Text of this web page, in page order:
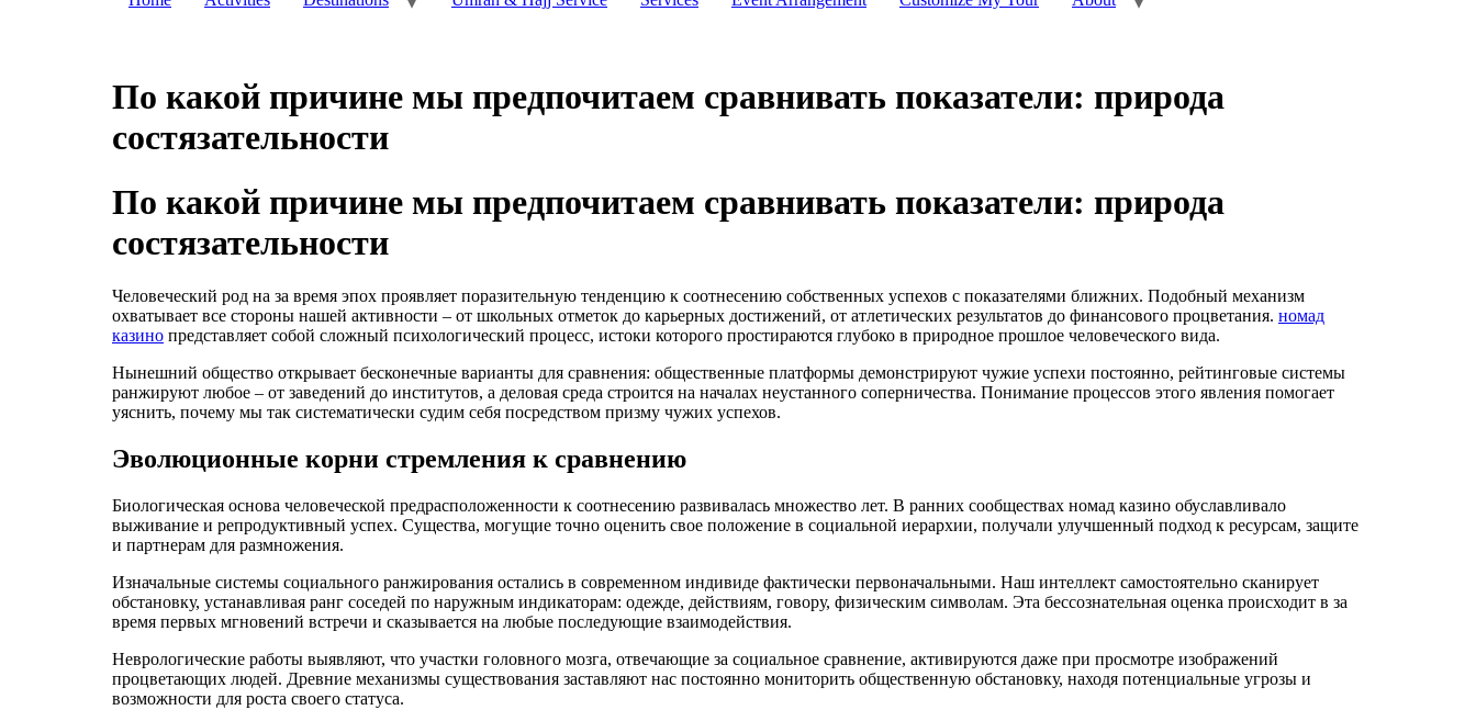
По какой причине мы предпочитаем сравнивать показатели: природа
состязательности
По какой причине мы предпочитаем сравнивать показатели: природа
состязательности
Человеческий род на за время эпох проявляет поразительную тенденцию к соотнесению собственных успехов с показателями ближних. Подобный механизм
охватывает все стороны нашей активности – от школьных отметок до карьерных достижений, от атлетических результатов до финансового процветания. номад
казино представляет собой сложный психологический процесс, истоки которого простираются глубоко в природное прошлое человеческого вида.
Нынешний общество открывает бесконечные варианты для сравнения: общественные платформы демонстрируют чужие успехи постоянно, рейтинговые системы
ранжируют любое – от заведений до институтов, а деловая среда строится на началах неустанного соперничества. Понимание процессов этого явления помогает
уяснить, почему мы так систематически судим себя посредством призму чужих успехов.
Эволюционные корни стремления к сравнению
Биологическая основа человеческой предрасположенности к соотнесению развивалась множество лет. В ранних сообществах номад казино обуславливало
выживание и репродуктивный успех. Существа, могущие точно оценить свое положение в социальной иерархии, получали улучшенный подход к ресурсам, защите
и партнерам для размножения.
Изначальные системы социального ранжирования остались в современном индивиде фактически первоначальными. Наш интеллект самостоятельно сканирует
обстановку, устанавливая ранг соседей по наружным индикаторам: одежде, действиям, говору, физическим символам. Эта бессознательная оценка происходит в за
время первых мгновений встречи и сказывается на любые последующие взаимодействия.
Неврологические работы выявляют, что участки головного мозга, отвечающие за социальное сравнение, активируются даже при просмотре изображений
процветающих людей. Древние механизмы существования заставляют нас постоянно мониторить общественную обстановку, находя потенциальные угрозы и
возможности для роста своего статуса.